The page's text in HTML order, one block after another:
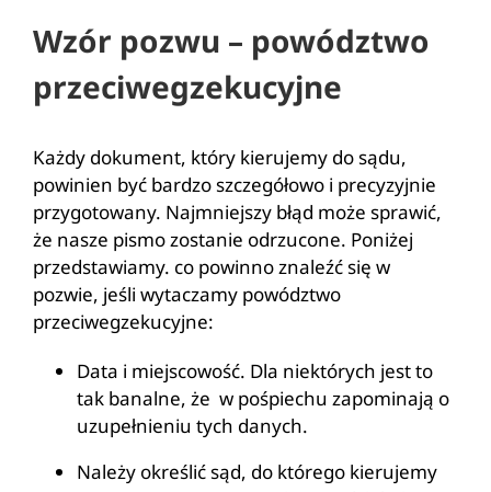
Wzór pozwu – powództwo
przeciwegzekucyjne
Każdy dokument, który kierujemy do sądu,
powinien być bardzo szczegółowo i precyzyjnie
przygotowany. Najmniejszy błąd może sprawić,
że nasze pismo zostanie odrzucone. Poniżej
przedstawiamy. co powinno znaleźć się w
pozwie, jeśli wytaczamy powództwo
przeciwegzekucyjne:
Data i miejscowość. Dla niektórych jest to
tak banalne, że w pośpiechu zapominają o
uzupełnieniu tych danych.
Należy określić sąd, do którego kierujemy